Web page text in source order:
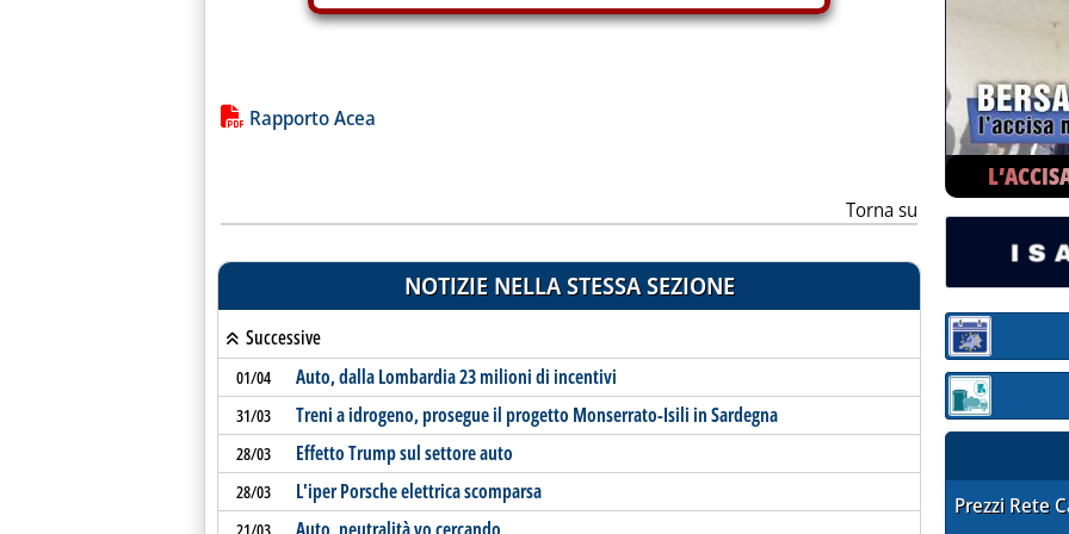
Lista allegati PDF alla notizia
Rapporto Acea
Torna su
NOTIZIE NELLA STESSA SEZIONE
Successive
01/04 Auto, dalla Lombardia 23 milioni di incentivi
31/03 Treni a idrogeno, prosegue il progetto Monserrato-Isili in Sardegna
28/03 Effetto Trump sul settore auto
28/03 L'iper Porsche elettrica scomparsa
Sezione:
Sezione:
Prezzi Rete